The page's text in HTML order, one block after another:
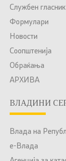
Службен гласник
Формулари
Новости
Соопштенија
Обраќања
АРХИВА
ВЛАДИНИ
Влада на
е-Влада